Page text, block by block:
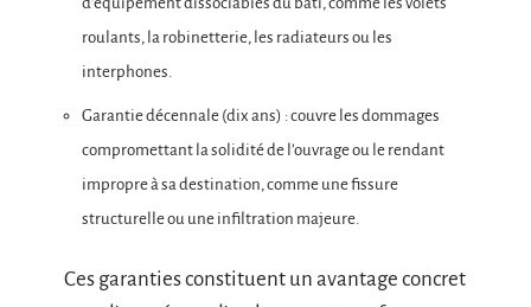
roulants, la robinetterie, les radiateurs ou les
interphones.
Garantie décennale (dix ans) : couvre les dommages
compromettant la solidité de l’ouvrage ou le rendant
impropre à sa destination, comme une fissure
structurelle ou une infiltration majeure.
Ces garanties constituent un avantage concret